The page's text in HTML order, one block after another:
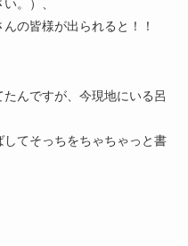
。）、
の皆様が出られると！！
んですが、今現地にいる呂
てそっちをちゃちゃっと書